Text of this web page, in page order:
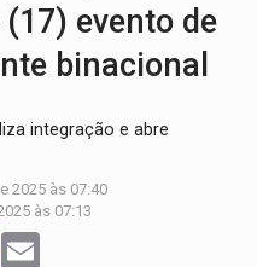
evento de
binacional
integração e abre
2025 às 07:40
às 07:13
Telegram